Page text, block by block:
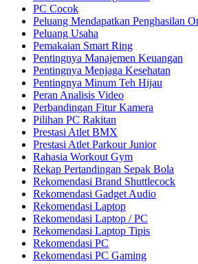
PC Cocok
Peluang Mendapatkan Penghasilan
Peluang Usaha
Pemakaian Smart Ring
Pentingnya Manajemen Keuangan
Pentingnya Menjaga Kesehatan
Pentingnya Minum Teh Hijau
Peran Analisis Video
Perbandingan Fitur Kamera
Pilihan PC Rakitan
Prestasi Atlet BMX
Prestasi Atlet Parkour Junior
Rahasia Workout Gym
Rekap Pertandingan Sepak Bola
Rekomendasi Brand Shuttlecock
Rekomendasi Gadget Audio
Rekomendasi Laptop
Rekomendasi Laptop / PC
Rekomendasi Laptop Tipis
Rekomendasi PC
Rekomendasi PC Gaming